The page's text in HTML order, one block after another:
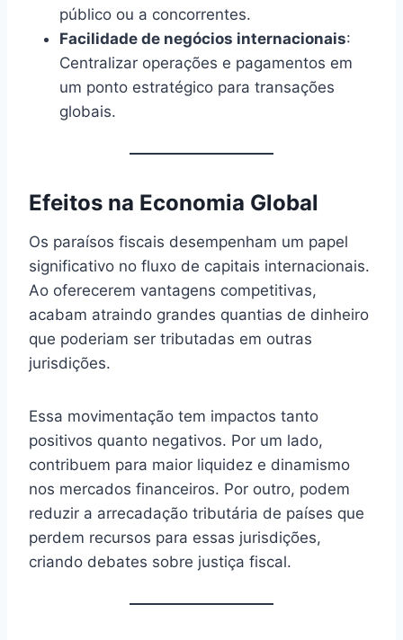
público ou a concorrentes.
Facilidade de negócios internacionais:
Centralizar operações e pagamentos em
um ponto estratégico para transações
globais.
Efeitos na Economia Global
Os paraísos fiscais desempenham um papel
significativo no fluxo de capitais internacionais.
Ao oferecerem vantagens competitivas,
acabam atraindo grandes quantias de dinheiro
que poderiam ser tributadas em outras
jurisdições.
Essa movimentação tem impactos tanto
positivos quanto negativos. Por um lado,
contribuem para maior liquidez e dinamismo
nos mercados financeiros. Por outro, podem
reduzir a arrecadação tributária de países que
perdem recursos para essas jurisdições,
criando debates sobre justiça fiscal.